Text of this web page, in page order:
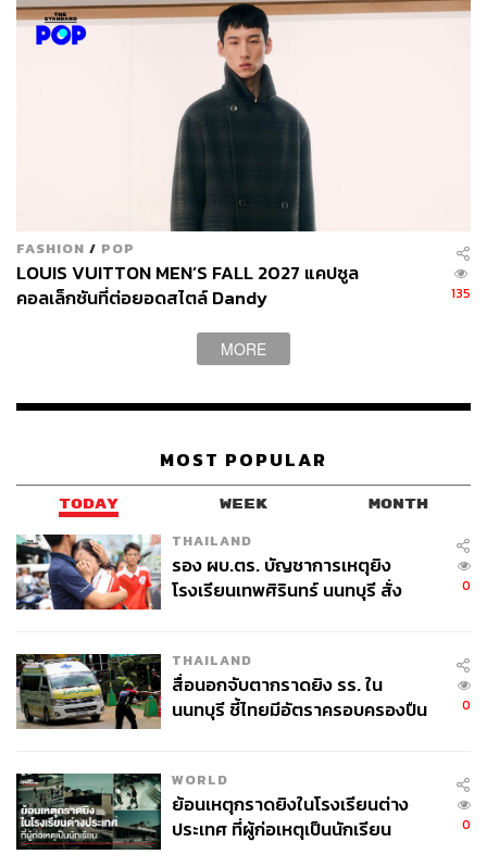
อีกหนึ่งนิทรรศการคือ Thailand’s Drag Star Extra-bition
2026 โดย Yellow Channel ซึ่งจัดแสดง 13 ชุดไฮไลต์จากผู้
เข้าประกวดเวที Thailand’s Drag Star 2026 พร้อมการแสดง
พิเศษจาก Foiegras ผู้ชนะคนแรกของเวที Thailand’s Drag
Star 2025 และ Drag Performer จากทีม Drag Bangkok
กิจกรรมนี้ชวนมอง Drag ในฐานะศิลปะการแสดงที่ผสาน
แฟชั่น ตัวตน เพศสภาพ และจินตนาการเข้าด้วยกัน
ตลอดเดือนมิถุนายนยังมีกิจกรรมอีกหลายรูปแบบ เช่น T-
และเปิดตัวผู้เข้าประกวด Miss Deaf Queen Thailand 2026,
Ballroom & Vogue Dance, Stand-up Comedy, Mat Pilates,
เวิร์กชอปสร้างสรรค์ และกิจกรรมพิเศษจากพันธมิตร ซึ่ง
ทำให้แคมเปญเข้าถึงผู้ชมหลายกลุ่ม ตั้งแต่แฟนเพลง แฟนซี
และวัฒนธรรม LGBTQIA+
FASHION / POP
LOUIS VUITTON MEN’S FALL 2027 แคปซูล
คอลเล็กชันที่ต่อยอดสไตล์ Dandy
135
MORE
MOST POPULAR
TODAY WEEK MONTH
THAILAND
รอง ผบ.ตร. บัญชาการเหตุยิง
โรงเรียนเทพศิรินทร์ นนทบุรี สั่ง
0
THAILAND
สื่อนอกจับตากราดยิง รร. ใน
นนทบุรี ชี้ไทยมีอัตราครอบครองปืน
0
WORLD
ย้อนเหตุกราดยิงในโรงเรียนต่าง
ประเทศ ที่ผู้ก่อเหตุเป็นนักเรียน
0